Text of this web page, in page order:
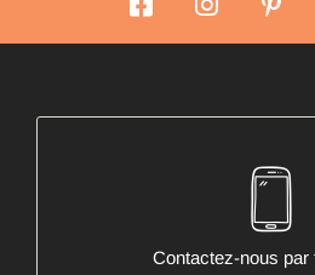
Contactez-nous par